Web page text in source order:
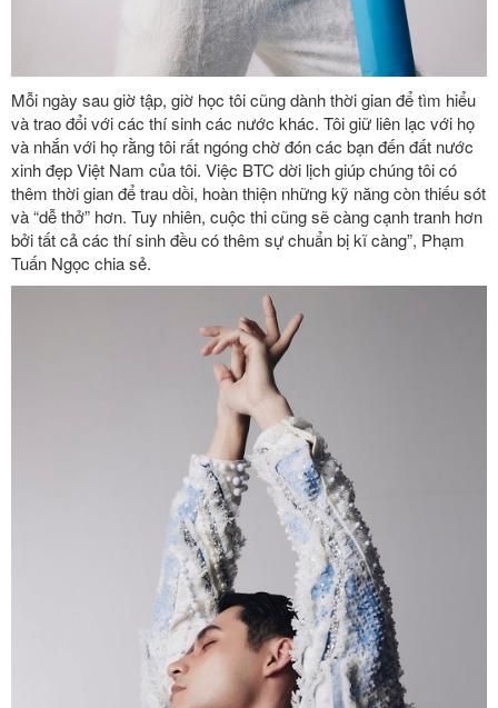
Mỗi ngày sau giờ tập, giờ học tôi cũng dành thời gian để tìm hiểu
và trao đổi với các thí sinh các nước khác. Tôi giữ liên lạc với họ
và nhắn với họ rằng tôi rất ngóng chờ đón các bạn đến đất nước
xinh đẹp Việt Nam của tôi. Việc BTC dời lịch giúp chúng tôi có
thêm thời gian để trau dồi, hoàn thiện những kỹ năng còn thiếu sót
và “dễ thở” hơn. Tuy nhiên, cuộc thi cũng sẽ càng cạnh tranh hơn
bởi tất cả các thí sinh đều có thêm sự chuẩn bị kĩ càng”, Phạm
Tuấn Ngọc chia sẻ.